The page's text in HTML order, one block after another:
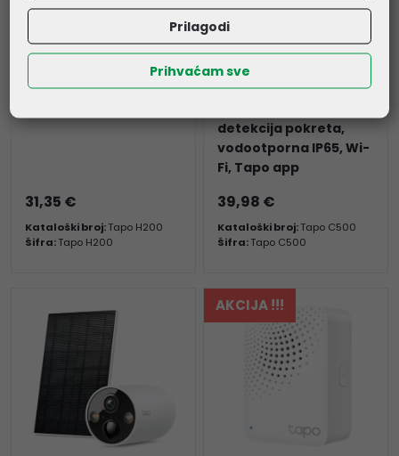
TP-Link Tapo H200
Smart Hub sa zvonom
31,35 €
Kataloški broj:Tapo H200
Šifra:Tapo H200
TP-Link Tapo C500 V2
kamera FHD, H.264
video, 360°/130°
Pan/Tilt, Color Night
Vision, microSD,
detekcija pokreta,
vodootporna IP65, Wi-
Fi, Tapo app
39,98 €
Kataloški broj:Tapo C500
Šifra:Tapo C500
AKCIJA !!!
Prilagodi
Prihvaćam sve